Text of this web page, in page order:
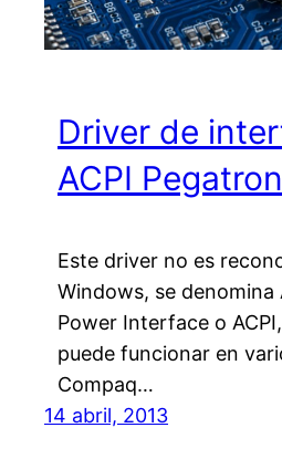
Driver de
ACPI Pegatron
Este driver no es
Windows, se
Power Interface o
puede funcionar en
Compaq…
14 abril, 2013